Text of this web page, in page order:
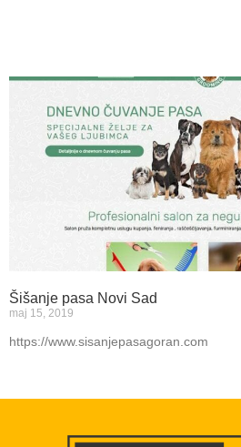
Šišanje pasa Novi Sad
maj 15, 2019
https://www.sisanjepasagoran.com